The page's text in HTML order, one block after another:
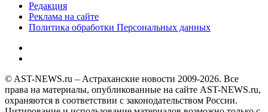
Редакция
Реклама на сайте
Политика обработки Персональных данных
© AST-NEWS.ru – Астраханские новости 2009-2026. Все
права на материалы, опубликованные на сайте AST-NEWS.ru,
охраняются в соответствии с законодательством России.